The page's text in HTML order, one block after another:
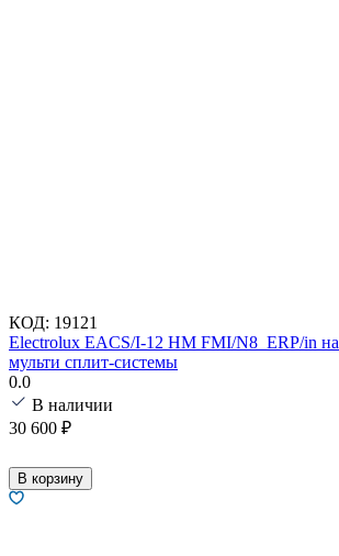
КОД: 19121
Electrolux EACS/I-12 HM FMI/N8_ERP/in
мульти сплит-системы
0.0
В наличии
30 600 ₽
В корзину